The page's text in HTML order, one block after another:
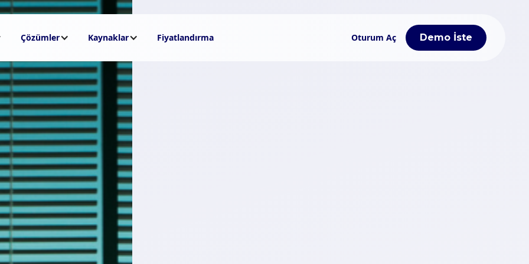
Çözümler Kaynaklar Fiyatlandırma Oturum Aç Demo İste